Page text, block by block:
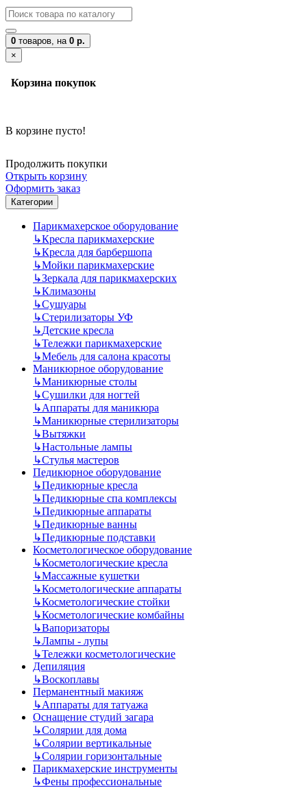
0 товаров, на 0 р.
×
Корзина покупок
В корзине пусто!
Продолжить покупки
Открыть корзину
Оформить заказ
Категории
Парикмахерское оборудование
↳Кресла парикмахерские
↳Кресла для барбершопа
↳Мойки парикмахерские
↳Зеркала для парикмахерских
↳Климазоны
↳Сушуары
↳Стерилизаторы УФ
↳Детские кресла
↳Тележки парикмахерские
↳Мебель для салона красоты
Маникюрное оборудование
↳Маникюрные столы
↳Сушилки для ногтей
↳Аппараты для маникюра
↳Маникюрные стерилизаторы
↳Вытяжки
↳Настольные лампы
↳Стулья мастеров
Педикюрное оборудование
↳Педикюрные кресла
↳Педикюрные спа комплексы
↳Педикюрные аппараты
↳Педикюрные ванны
↳Педикюрные подставки
Косметологическое оборудование
↳Косметологические кресла
↳Массажные кушетки
↳Косметологические аппараты
↳Косметологические стойки
↳Косметологические комбайны
↳Вапоризаторы
↳Лампы - лупы
↳Тележки косметологические
Депиляция
↳Воскоплавы
Перманентный макияж
↳Аппараты для татуажа
Оснащение студий загара
↳Солярии для дома
↳Солярии вертикальные
↳Солярии горизонтальные
Парикмахерские инструменты
↳Фены профессиональные